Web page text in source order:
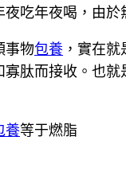
吃年夜喝，由於
事物包養 ，實在
肽而接收。也
養等于燃脂